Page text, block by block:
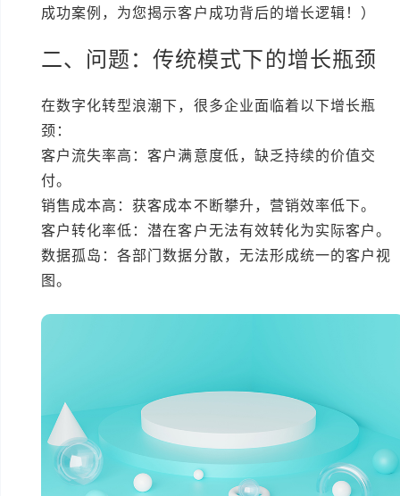
成功案例，为您揭示客户成功背后的增长逻辑！）
二、问题：传统模式下的增长瓶颈
在数字化转型浪潮下，很多企业面临着以下增长瓶
颈：
客户流失率高：客户满意度低，缺乏持续的价值交
付。
销售成本高：获客成本不断攀升，营销效率低下。
客户转化率低：潜在客户无法有效转化为实际客户。
数据孤岛：各部门数据分散，无法形成统一的客户视
图。